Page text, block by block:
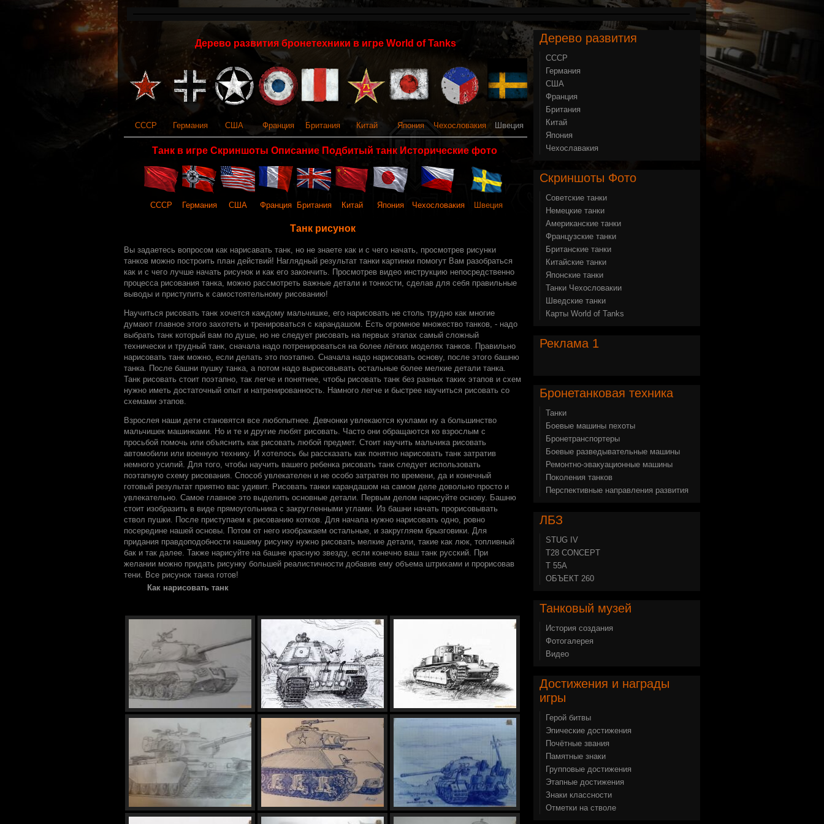
Дерево развития бронетехники в игре World of Tanks
СССР Германия США Франция Британия Китай Япония Чехословакия Швеция
Танк в игре Скриншоты Описание Подбитый танк Исторические фото
СССР Германия США Франция Британия Китай Япония Чехословакия Швеция
Танк рисунок
Вы задаетесь вопросом как нарисавать танк, но не знаете как и с чего начать, просмотрев рисунки
танков можно построить план действий! Наглядный результат танки картинки помогут Вам разобраться
как и с чего лучше начать рисунок и как его закончить. Просмотрев видео инструкцию непосредственно
процесса рисования танка, можно рассмотреть важные детали и тонкости, сделав для себя правильные
выводы и приступить к самостоятельному рисованию!
Научиться рисовать танк хочется каждому мальчишке, его нарисовать не столь трудно как многие
думают главное этого захотеть и тренироваться с карандашом. Есть огромное множество танков, - надо
выбрать танк который вам по душе, но не следует рисовать на первых этапах самый сложный
технически и трудный танк, сначала надо потренироваться на более лёгких моделях танков. Правильно
нарисовать танк можно, если делать это поэтапно. Сначала надо нарисовать основу, после этого башню
танка. После башни пушку танка, а потом надо вырисовывать остальные более мелкие детали танка.
Танк рисовать стоит поэтапно, так легче и понятнее, чтобы рисовать танк без разных таких этапов и схем
нужно иметь достаточный опыт и натренированность. Намного легче и быстрее научиться рисовать со
схемами этапов.
Взрослея наши дети становятся все любопытнее. Девчонки увлекаются куклами ну а большинство
мальчишек машинками. Но и те и другие любят рисовать. Часто они обращаются ко взрослым с
просьбой помочь или объяснить как рисовать любой предмет. Стоит научить мальчика рисовать
автомобили или военную технику. И хотелось бы рассказать как понятно нарисовать танк затратив
немного усилий. Для того, чтобы научить вашего ребенка рисовать танк следует использовать
поэтапную схему рисования. Способ увлекателен и не особо затратен по времени, да и конечный
готовый результат приятно вас удивит. Рисовать танки карандашом на самом деле довольно просто и
увлекательно. Самое главное это выделить основные детали. Первым делом нарисуйте основу. Башню
стоит изобразить в виде прямоугольника с закругленными углами. Из башни начать прорисовывать
ствол пушки. После приступаем к рисованию котков. Для начала нужно нарисовать одно, ровно
посередине нашей основы. Потом от него изображаем остальные, и закругляем брызговики. Для
придания правдоподобности нашему рисунку нужно рисовать мелкие детали, такие как люк, топливный
бак и так далее. Также нарисуйте на башне красную звезду, если конечно ваш танк русский. При
желании можно придать рисунку большей реалистичности добавив ему объема штрихами и прорисовав
тени. Все рисунок танка готов!
Как нарисовать танк
Дерево развития
СССР
Германия
США
Франция
Британия
Китай
Япония
Чехославакия
Скриншоты Фото
Советские танки
Немецкие танки
Американские танки
Французские танки
Британские танки
Китайские танки
Японские танки
Танки Чехословакии
Шведские танки
Карты World of Tanks
Реклама 1
Бронетанковая техника
Танки
Боевые машины пехоты
Бронетранспортеры
Боевые разведывательные машины
Ремонтно-эвакуационные машины
Поколения танков
Перспективные направления развития
ЛБЗ
STUG IV
Т28 CONCEPT
Т 55А
ОБЪЕКТ 260
Танковый музей
История создания
Фотогалерея
Видео
Достижения и награды
игры
Герой битвы
Эпические достижения
Почётные звания
Памятные знаки
Групповые достижения
Этапные достижения
Знаки классности
Отметки на стволе